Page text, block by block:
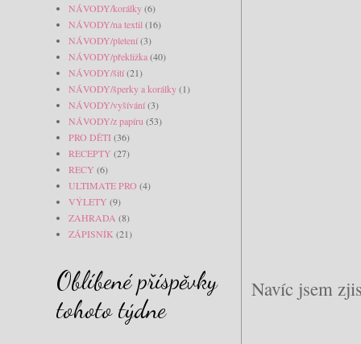
Navíc jsem
NÁVODY/korálky(6)
NÁVODY/na textil (16)
NÁVODY/pletení(3)
NÁVODY/překližka(40)
NÁVODY/šití(21)
NÁVODY/šperky a korálky(1)
NÁVODY/vyšívání(3)
NÁVODY/z papíru (53)
PRO DĚTI(36)
RECEPTY (27)
RECY (6)
ULTIMATE PRO (4)
VÝLETY (9)
ZAHRADA (8)
ZÁPISNÍK (21)
Oblíbené příspěvky
tohoto týdne